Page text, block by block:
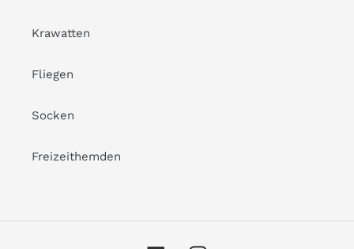
Krawatten
Fliegen
Socken
Freizeithemden